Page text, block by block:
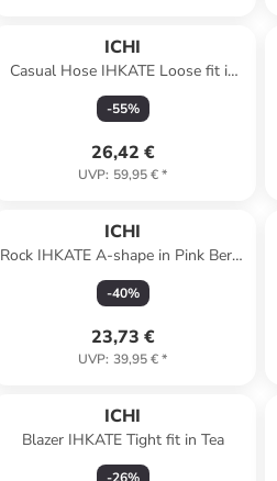
ICHI
Casual Hose IHKATE Loose fit in
Multi Tile aop
-55%
26,42 €
UVP: 59,95 €*
ICHI
Rock IHKATE A-shape in Pink Berry
Bouclé
-40%
23,73 €
UVP: 39,95 €*
ICHI
Blazer IHKATE Tight fit in Tea